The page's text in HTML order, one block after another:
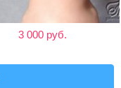
3 000 руб.